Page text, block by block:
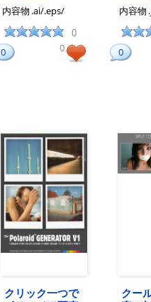
内容物 .ai/.eps/
0
0 0
内容物
0
クリック一つで
クー